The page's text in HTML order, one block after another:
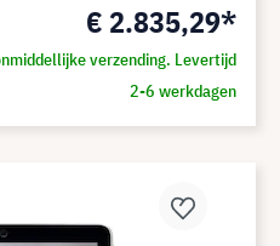
€ 2.835,29*
verzending. Levertijd
2-6 werkdagen